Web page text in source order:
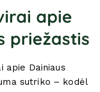
apie
priežastis
apie Dainiaus
sutriko – kodėl